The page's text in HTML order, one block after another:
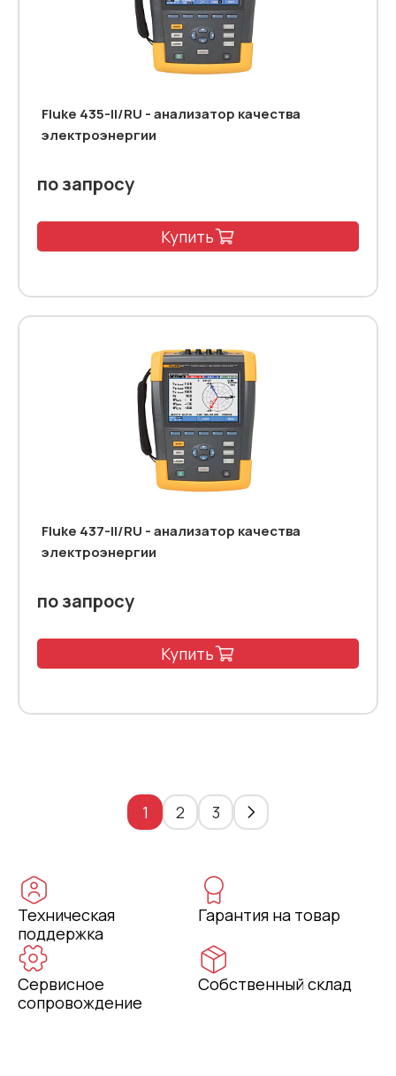
Fluke 435-II/RU - анализатор качества
электроэнергии
по запросу
Купить
Fluke 437-II/RU - анализатор качества
электроэнергии
по запросу
Купить
1 2 3
Техническая
поддержка
Гарантия на товар
Сервисное
сопровождение
Собственный склад